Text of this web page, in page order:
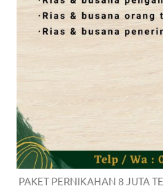
PAKET PERNIKAHAN 8 JUTA